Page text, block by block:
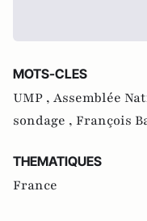
MOTS-CLES
UMP , Assemblée
sondage , François
THEMATIQUES
France